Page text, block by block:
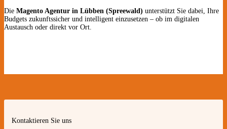
Die Magento Agentur in Lübben (Spreewald) unterstützt Sie dabei, Ihre
Budgets zukunftssicher und intelligent einzusetzen – ob im digitalen
Austausch oder direkt vor Ort.
Kontaktieren Sie uns